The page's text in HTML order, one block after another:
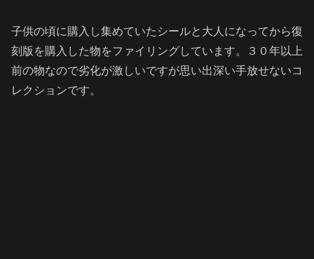
子供の頃に購入し集めていたシールと大人になってから復
刻版を購入した物をファイリングしています。３０年以上
前の物なので劣化が激しいですが思い出深い手放せないコ
レクションです。